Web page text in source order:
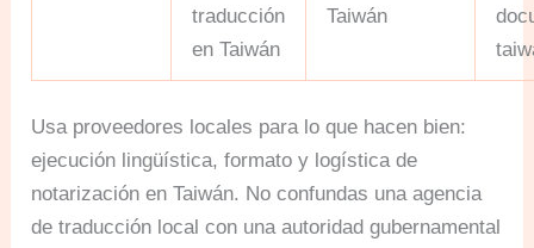
traducción
en Taiwán
Taiwán
Usa proveedores locales para lo que hacen bien:
ejecución lingüística, formato y logística de
notarización en Taiwán. No confundas una agencia
de traducción local con una autoridad gubernamental